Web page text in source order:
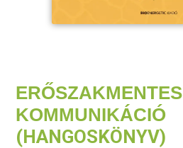
ERŐSZAKMENTES
KOMMUNIKÁCIÓ
(HANGOSKÖNYV)